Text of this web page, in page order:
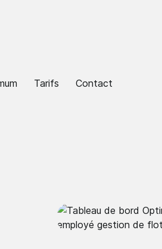
Tarifs Contact